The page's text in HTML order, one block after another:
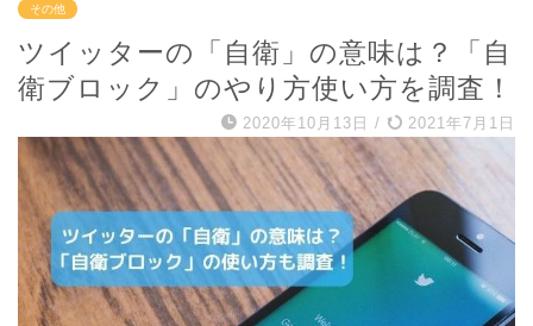
その他
ツイッターの「自衛」の意味は？「自
衛ブロック」のやり方使い方を調査！
2020年10月13日 / 2021年7月1日